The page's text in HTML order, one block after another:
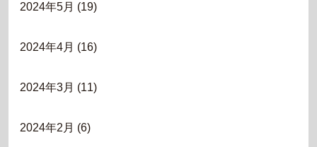
2024年5月 (19)
2024年4月 (16)
2024年3月 (11)
2024年2月 (6)